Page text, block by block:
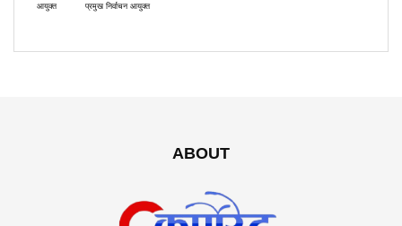
आयुक्त प्रमुख निर्वाचन आयुक्त
ABOUT